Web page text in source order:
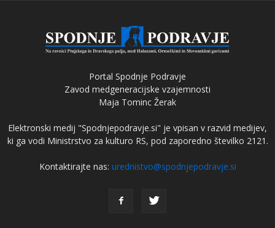
Portal Spodnje Podravje
Zavod medgeneracijske vzajemnosti
Maja Tominc Žerak
Elektronski medij "Spodnjepodravje.si" je vpisan v razvid medijev,
ki ga vodi Ministrstvo za kulturo RS, pod zaporedno številko 2121.
Kontaktirajte nas: urednistvo@spodnjepodravje.si